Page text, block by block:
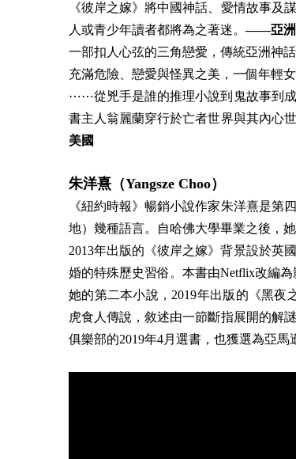
《彼岸之嫁》將中國神話、愛情故事及
人或青少年讀者都將為之著迷。——亞洲
一部扣人心弦的三角戀愛，傳統亞洲神
充滿危險、戀愛與怪異之美，一個年輕
⋯⋯從兇手是誰的推理小說到鬼故事到
書主人翁麗蘭穿行於亡者世界與其內心
美國
朱洋熹（Yangsze Choo）
《紐約時報》暢銷小說作家朱洋熹是第
地）幾種語言。自哈佛大學畢業之後，
2013年出版的《彼岸之嫁》背景設於英
婚的特殊歷史習俗。本書由Netflix改編為
她的第二本小說，2019年出版的《黑夜
虎食人傳說，敘述由一節斷指展開的解
俱樂部的2019年4月選書，也獲選為亞馬